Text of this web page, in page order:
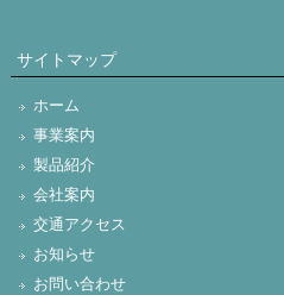
サイトマップ
ホーム
事業案内
製品紹介
会社案内
交通アクセス
お知らせ
お問い合わせ